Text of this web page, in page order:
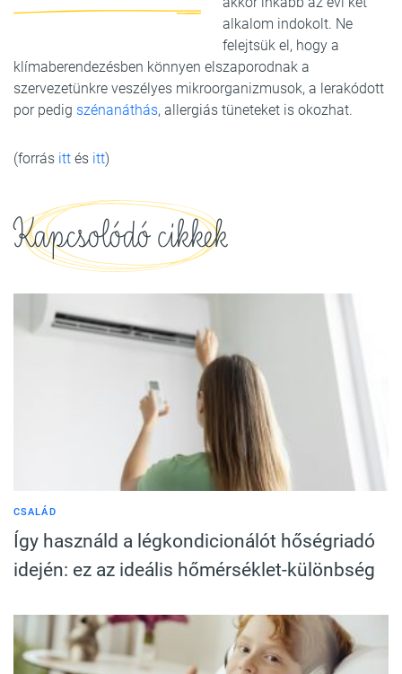
alkalom indokolt. Ne
felejtsük el, hogy a
klímaberendezésben könnyen elszaporodnak a
szervezetünkre veszélyes mikroorganizmusok, a lerakódott
por pedig szénanáthás, allergiás tüneteket is okozhat.
(forrás itt és itt)
Kapcsolódó cikkek
CSALÁD
Így használd a légkondicionálót hőségriadó
idején: ez az ideális hőmérséklet-különbség